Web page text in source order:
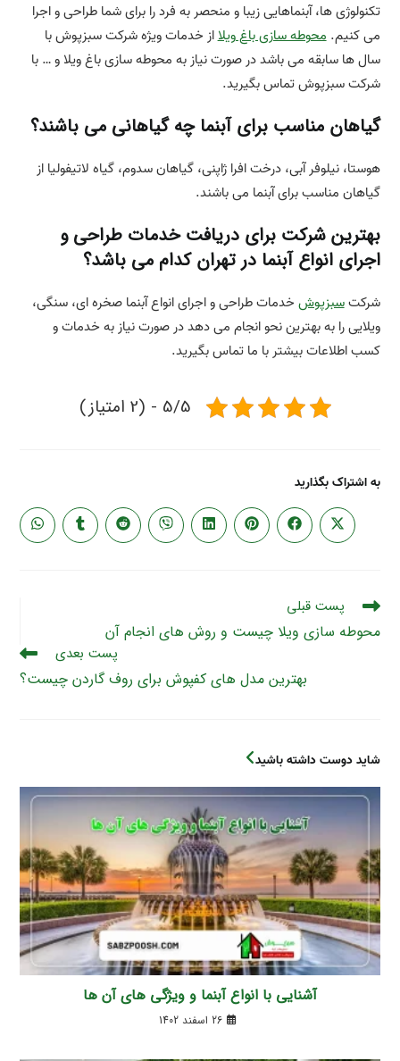
تکنولوژی ها، آبنماهایی زیبا و منحصر به فرد را برای شما طراحی و اجرا
می کنیم.محوطه سازی باغ ویلااز خدمات ویژه شرکت سبزپوش با
سال ها سابقه می باشد در صورت نیاز به محوطه سازی باغ ویلا و … با
شرکت سبزپوش تماس بگیرید.
گیاهان مناسب برای آبنما چه گیاهانی می باشند؟
هوستا، نیلوفر آبی، درخت افرا ژاپنی، گیاهان سدوم، گیاه لاتیفولیا از
گیاهان مناسب برای آبنما می باشند.
بهترین شرکت برای دریافت خدمات طراحی و
اجرای انواع آبنما در تهران کدام می باشد؟
شرکتسبزپوشخدمات طراحی و اجرای انواع آبنما صخره ای، سنگی،
ویلایی را به بهترین نحو انجام می دهد در صورت نیاز به خدمات و
کسب اطلاعات بیشتر با ما تماس بگیرید.
5/5 - (2 امتیاز)
به اشتراک بگذارید
پست قبلی
محوطه سازی ویلا چیست و روش های انجام آن
پست بعدی
بهترین مدل های کفپوش برای روف گاردن چیست؟
شاید دوست داشته باشید
آشنایی با انواع آبنما و ویژگی های آن ها
26 اسفند 1402